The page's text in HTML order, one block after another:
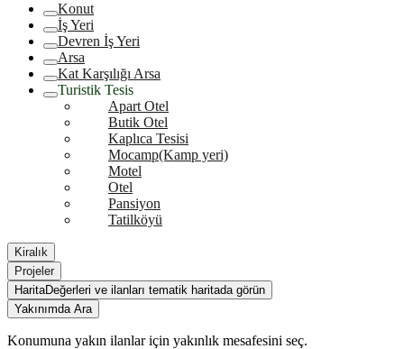
Konut
İş Yeri
Devren İş Yeri
Arsa
Kat Karşılığı Arsa
Turistik Tesis
Apart Otel
Butik Otel
Kaplıca Tesisi
Mocamp(Kamp yeri)
Motel
Otel
Pansiyon
Tatilköyü
Kiralık
Projeler
HaritaDeğerleri ve ilanları tematik haritada görün
Yakınımda Ara
Konumuna yakın ilanlar için yakınlık mesafesini seç.